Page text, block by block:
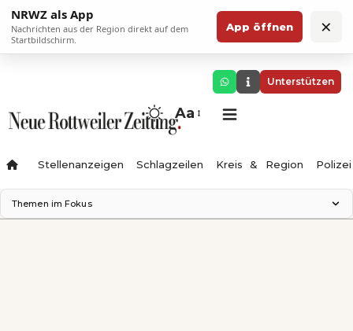
NRWZ als App
Nachrichten aus der Region direkt auf dem
Startbildschirm.
App öffnen ×
Unterstützen
Aa
Stellenanzeigen Schlagzeilen Kreis & Region Polizei
Themen im Fokus